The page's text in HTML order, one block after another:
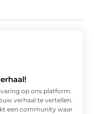
op ons platform.
verhaal te vertellen.
een community waar